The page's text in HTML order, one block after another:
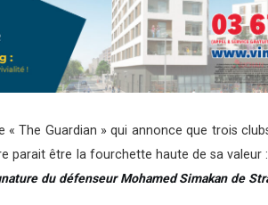
« The Guardian » qui annonce que trois
parait être la fourchette haute de sa valeur :
du défenseur Mohamed Simakan de